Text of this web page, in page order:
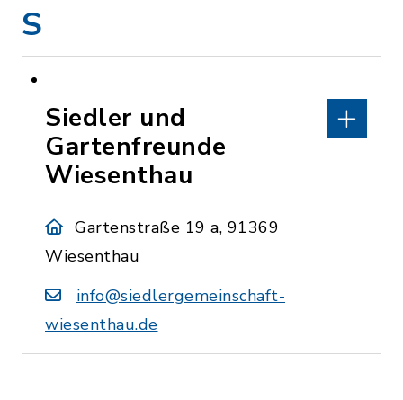
S
Siedler und
Gartenfreunde
Wiesenthau
Gartenstraße 19 a, 91369
Wiesenthau
info@siedlergemeinschaft-
wiesenthau.de